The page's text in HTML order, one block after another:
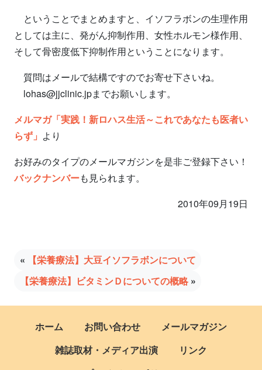
ということでまとめますと、イソフラボンの生理作用
としては主に、発がん抑制作用、女性ホルモン様作用、
そして骨密度低下抑制作用ということになります。
質問はメールで結構ですのでお寄せ下さいね。
lohas@jjclinic.jpまでお願いします。
メルマガ「実践！新ロハス生活～これであなたも医者い
らず」 より
お好みのタイプのメールマガジンを是非ご登録下さい！
バックナンバーも見られます。
2010年09月19日
«
【栄養療法】大豆イソフラボンについて
【栄養療法】ビタミンＤについての概略»
ホーム お問い合わせ
メールマガジン
雑誌取材・メディア出演
リンク